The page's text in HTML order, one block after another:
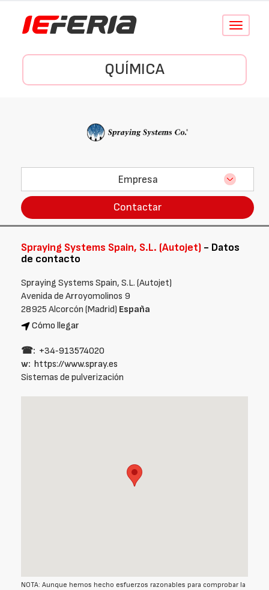
Conmutar
QUÍMICA
Empresa
Contactar
Spraying Systems Spain, S.L. (Autojet) - Datos
de contacto
Spraying Systems Spain, S.L. (Autojet)
Avenida de Arroyomolinos 9
28925 Alcorcón (Madrid) España
Cómo llegar
☎: +34‑913574020
w: https://www.spray.es
Sistemas de pulverización
NOTA: Aunque hemos hecho esfuerzos razonables para comprobar la